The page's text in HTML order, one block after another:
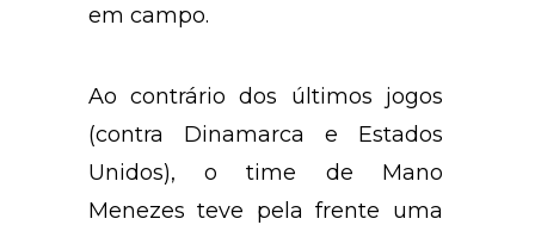
em campo.
Ao contrário dos últimos jogos
(contra Dinamarca e Estados
Unidos), o time de Mano
Menezes teve pela frente uma